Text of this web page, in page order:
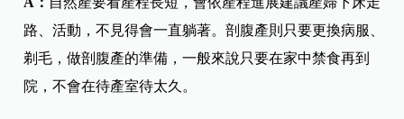
路、活動，不見得會一直躺著。剖腹產則只要更換病服、
剃毛，做剖腹產的準備，一般來說只要在家中禁食再到
院，不會在待產室待太久。